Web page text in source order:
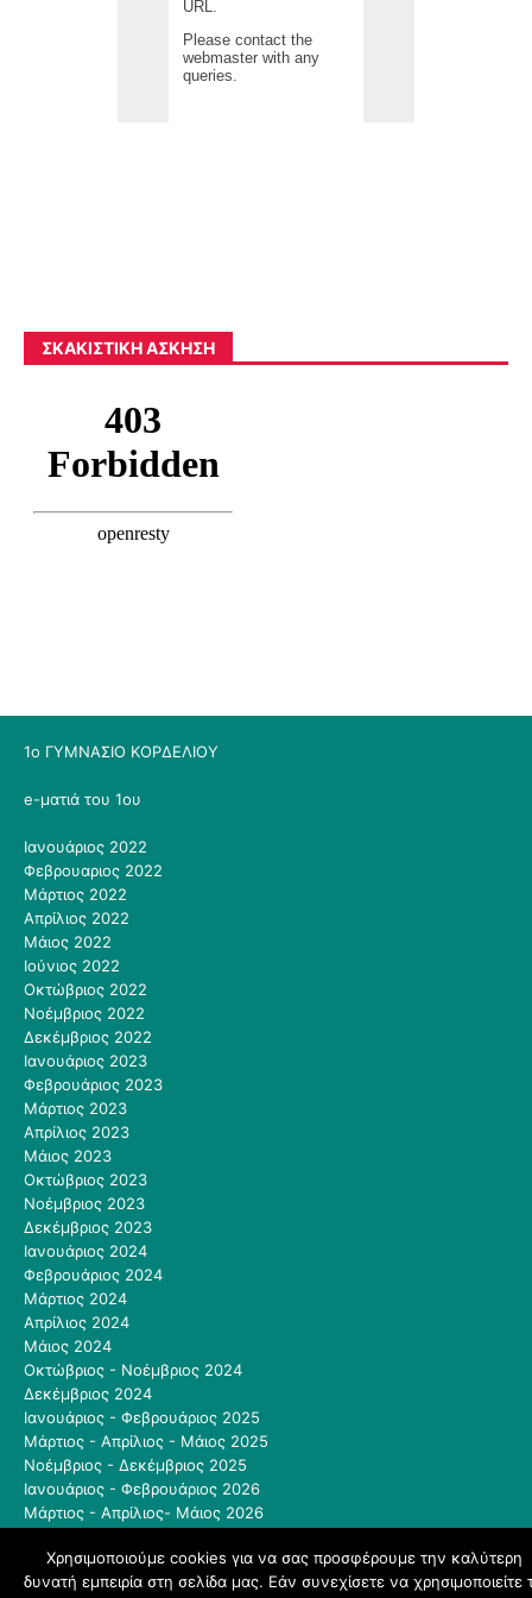
ΣΚΑΚΙΣΤΙΚΉ ΆΣΚΗΣΗ
1ο ΓΥΜΝΑΣΙΟ ΚΟΡΔΕΛΙΟΥ
e-ματιά του 1ου
Ιανουάριος 2022
Φεβρουαριος 2022
Μάρτιος 2022
Απρίλιος 2022
Μάιος 2022
Ιούνιος 2022
Οκτώβριος 2022
Νοέμβριος 2022
Δεκέμβριος 2022
Ιανουάριος 2023
Φεβρουάριος 2023
Μάρτιος 2023
Απρίλιος 2023
Μάιος 2023
Οκτώβριος 2023
Νοέμβριος 2023
Δεκέμβριος 2023
Ιανουάριος 2024
Φεβρουάριος 2024
Μάρτιος 2024
Απρίλιος 2024
Μάιος 2024
Οκτώβριος - Νοέμβριος 2024
Δεκέμβριος 2024
Ιανουάριος - Φεβρουάριος 2025
Μάρτιος - Απρίλιος - Μάιος 2025
Νοέμβριος - Δεκέμβριος 2025
Ιανουάριος - Φεβρουάριος 2026
Μάρτιος - Απρίλιος- Μάιος 2026
Χρησιμοποιούμε cookies για να σας προσφέρουμε την καλύτερη
δυνατή εμπειρία στη σελίδα μας. Εάν συνεχίσετε να χρησιμοποιείτε